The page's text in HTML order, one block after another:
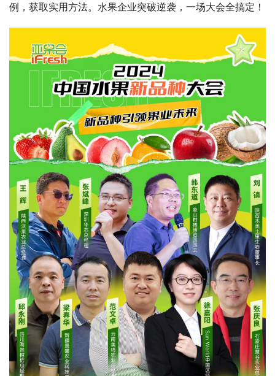
例，获取实用方法。水果企业突破逆袭，一场大会全搞定！